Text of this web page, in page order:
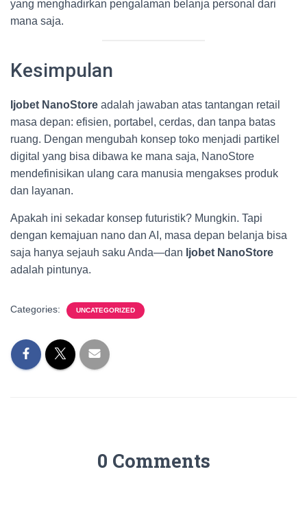
yang menghadirkan pengalaman belanja personal dari
mana saja.
Kesimpulan
Ijobet NanoStore adalah jawaban atas tantangan retail
masa depan: efisien, portabel, cerdas, dan tanpa batas
ruang. Dengan mengubah konsep toko menjadi partikel
digital yang bisa dibawa ke mana saja, NanoStore
mendefinisikan ulang cara manusia mengakses produk
dan layanan.
Apakah ini sekadar konsep futuristik? Mungkin. Tapi
dengan kemajuan nano dan AI, masa depan belanja bisa
saja hanya sejauh saku Anda—dan Ijobet NanoStore
adalah pintunya.
Categories: UNCATEGORIZED
0 Comments